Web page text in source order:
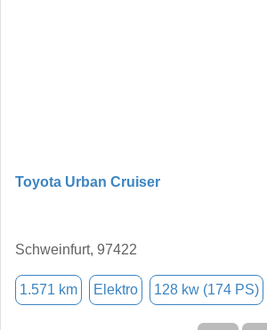
Toyota Urban Cruiser
Schweinfurt, 97422
1.571 km Elektro 128 kw (174 PS)